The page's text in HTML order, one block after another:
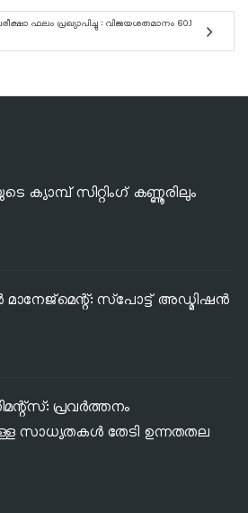
ഫലം പ്രഖ്യാപിച്ചു : വിജയശതമാനം 60.1
സിറ്റിംഗ് കണ്ണൂരിലും
മാനേജ്‌മെന്റ്: സ്‌പോട്ട് അഡ്മിഷൻ
പ്രവർത്തനം
സാധ്യതകൾ തേടി ഉന്നതതല